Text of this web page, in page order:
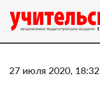
27 июля 2020, 18:32